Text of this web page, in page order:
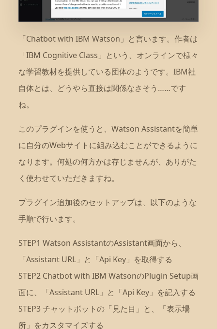
「Chatbot with IBM Watson」と言います。作者は
「IBM Cognitive Class」という、オンラインで様々
な学習教材を提供している団体のようです。IBM社
自体とは、どうやら直接は関係なさそう……です
ね。
このプラグインを使うと、Watson Assistantを簡単
に自分のWebサイトに組み込むことができるように
なります。何処の何方かは存じませんが、ありがた
く使わせていただきますね。
プラグイン追加後のセットアップは、以下のような
手順で行います。
STEP1 Watson AssistantのAssistant画面から、
「Assistant URL」と「Api Key」を取得する
STEP2 Chatbot with IBM WatsonのPlugin Setup画
面に、「Assistant URL」と「Api Key」を記入する
STEP3 チャットボットの「見た目」と、「表示場
所」をカスタマイズする